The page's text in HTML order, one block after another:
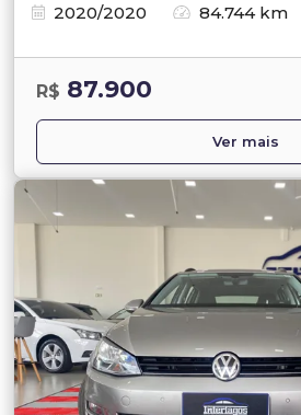
2020/2020
84.744 km
R$ 87.900
Ver mais